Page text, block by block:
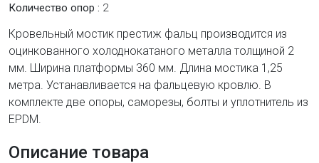
Количество опор : 2
Кровельный мостик престиж фальц производится из
оцинкованного холоднокатаного металла толщиной 2
мм. Ширина платформы 360 мм. Длина мостика 1,25
метра. Устанавливается на фальцевую кровлю. В
комплекте две опоры, саморезы, болты и уплотнитель из
EPDM.
Описание товара